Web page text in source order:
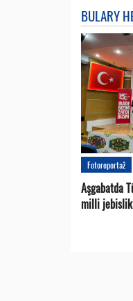
BULARY
Fotoreportaž
Aşgabatda
milli